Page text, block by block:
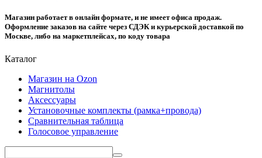
Магазин работает в онлайн формате, и не имеет офиса продаж.
Оформление заказов на сайте через СДЭК и курьерской доставкой по
Москве, либо на маркетплейсах, по коду товара
Каталог
Магазин на Ozon
Магнитолы
Аксессуары
Установочные комплекты (рамка+провода)
Сравнительная таблица
Голосовое управление